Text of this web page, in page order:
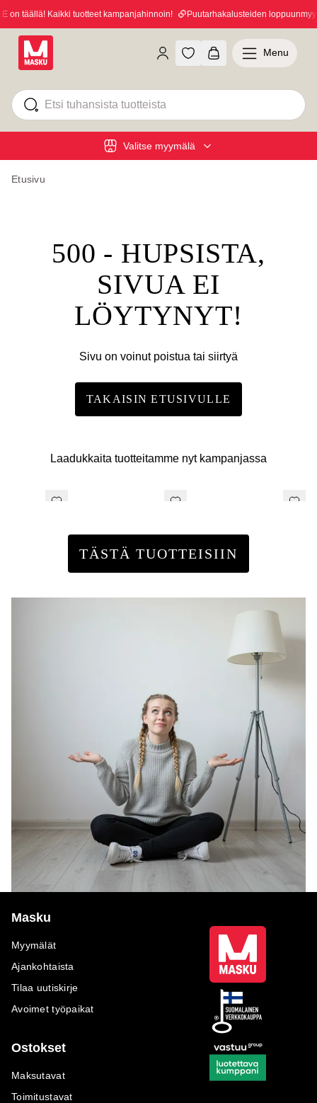
on täällä! Kaikki tuotteet kampanjahinnoin! Puutarhakalusteiden
Valitse myymälä
Menu
Etusivu
500 - HUPSISTA,
SIVUA EI
LÖYTYNYT!
Sivu on voinut poistua tai siirtyä
TAKAISIN ETUSIVULLE
Laadukkaita tuotteitamme nyt kampanjassa
TÄSTÄ TUOTTEISIIN
Masku
Myymälät
Ajankohtaista
Tilaa uutiskirje
Avoimet työpaikat
Ostokset
Maksutavat
Toimitustavat